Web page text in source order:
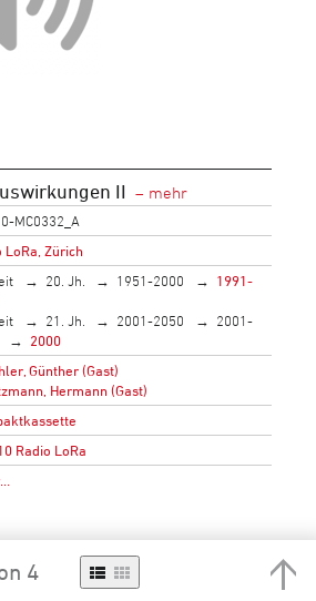
II
MC0332_A
LoRa, Zürich
20. Jh. 1951-2000
1991-
21. Jh. 2001-2050
2001-
2000
Günther (Gast)
Hermann (Gast)
Radio LoRa
4